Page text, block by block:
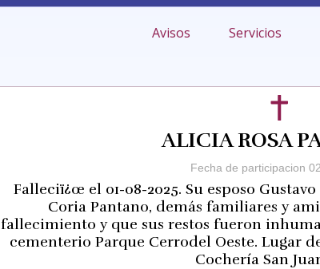
Avisos Servicios
ALICIA ROSA
Fecha de participacion
Falleciï¿œ el 01-08-2025. Su esposo
Coria Pantano, demás familiares y
fallecimiento y que sus restos fueron
cementerio Parque Cerrodel Oeste. Lugar
Cochería San